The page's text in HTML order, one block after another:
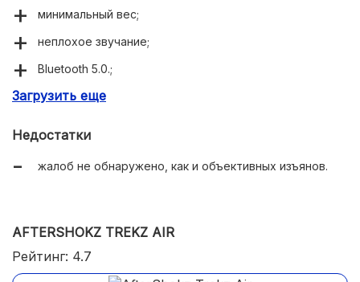
минимальный вес;
неплохое звучание;
Bluetooth 5.0.;
материал – силикагель и прочный ABS-пластик;
Загрузить еще
Недостатки
жалоб не обнаружено, как и объективных изъянов.
AFTERSHOKZ TREKZ AIR
Рейтинг: 4.7